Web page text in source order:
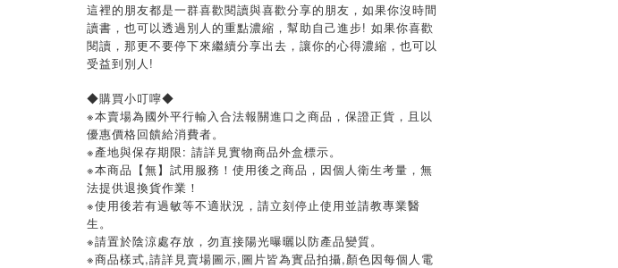
這裡的朋友都是一群喜歡閱讀與喜歡分享的朋友，如果你沒時間
讀書，也可以透過別人的重點濃縮，幫助自己進步! 如果你喜歡
閱讀，那更不要停下來繼續分享出去，讓你的心得濃縮，也可以
受益到別人!
◆購買小叮嚀◆
※本賣場為國外平行輸入合法報關進口之商品，保證正貨，且以
優惠價格回饋給消費者。
※產地與保存期限: 請詳見實物商品外盒標示。
※本商品【無】試用服務！使用後之商品，因個人衛生考量，無
法提供退換貨作業！
※使用後若有過敏等不適狀況，請立刻停止使用並請教專業醫
生。
※請置於陰涼處存放，勿直接陽光曝曬以防產品變質。
※商品樣式,請詳見賣場圖示, 圖片皆為實品拍攝, 顏色因每個人電